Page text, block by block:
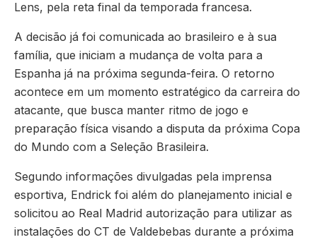
Lens, pela reta final da temporada francesa.
A decisão já foi comunicada ao brasileiro e à sua
família, que iniciam a mudança de volta para a
Espanha já na próxima segunda-feira. O retorno
acontece em um momento estratégico da carreira do
atacante, que busca manter ritmo de jogo e
preparação física visando a disputa da próxima Copa
do Mundo com a Seleção Brasileira.
Segundo informações divulgadas pela imprensa
esportiva, Endrick foi além do planejamento inicial e
solicitou ao Real Madrid autorização para utilizar as
instalações do CT de Valdebebas durante a próxima